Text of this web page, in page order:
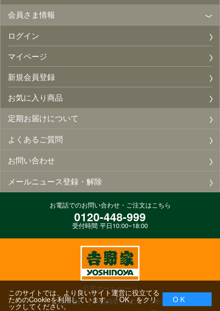
会員さま情報
ログイン
マイページ
新規会員登録
お気に入り商品
定期お届けについて
よくあるご質問
お問い合わせ
メールニュース登録・解除
お電話でのお問い合わせ・ご注文はこちら
0120-448-999
受付時間 平日10:00~18:00
公式ホームページ
ご利用規約
特定商取引法に基づく表示
このサイトでは、より良いサイト運営に役立てる
ためのCookieを利用しています。「OK」をクリ
ックしてください。
O K